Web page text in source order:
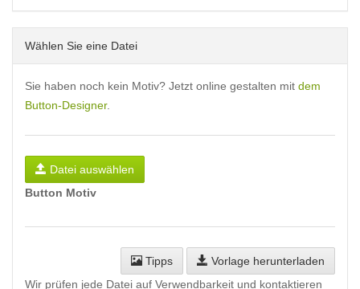
Wählen Sie eine Datei
Sie haben noch kein Motiv? Jetzt online gestalten mit dem
Button-Designer.
Datei auswählen
Button Motiv
Tipps
Vorlage herunterladen
Wir prüfen jede Datei auf Verwendbarkeit und kontaktieren